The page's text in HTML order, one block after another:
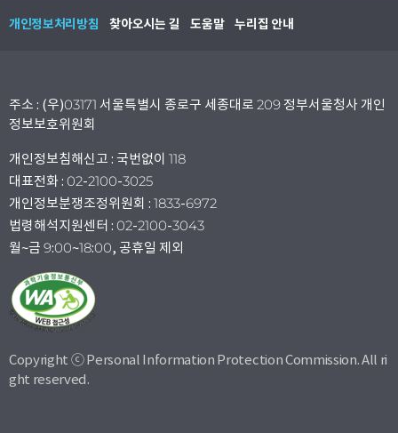
개인정보처리방침 찾아오시는 길 도움말 누리집 안내
주소 : (우)03171 서울특별시 종로구 세종대로 209 정부서울청사 개인
정보보호위원회
개인정보침해신고 : 국번없이 118
대표전화 : 02-2100-3025
개인정보분쟁조정위원회 : 1833-6972
법령해석지원센터 : 02-2100-3043
월~금 9:00~18:00, 공휴일 제외
Copyright ⓒ Personal Information Protection Commission. All ri
ght reserved.